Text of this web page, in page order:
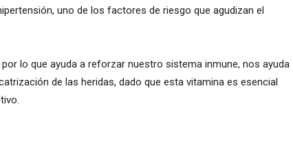
uno de los factores de riesgo que agudizan el
lo que ayuda a reforzar nuestro sistema inmune, nos ayuda
de las heridas, dado que esta vitamina es esencial